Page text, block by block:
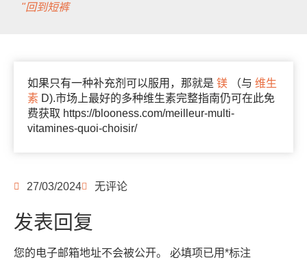
"回到短裤
如果只有一种补充剂可以服用，那就是 镁 （与 维生
素 D).市场上最好的多种维生素完整指南仍可在此免
费获取 https://blooness.com/meilleur-multi-
vitamines-quoi-choisir/
27/03/2024 无评论
发表回复
您的电子邮箱地址不会被公开。 必填项已用*标注